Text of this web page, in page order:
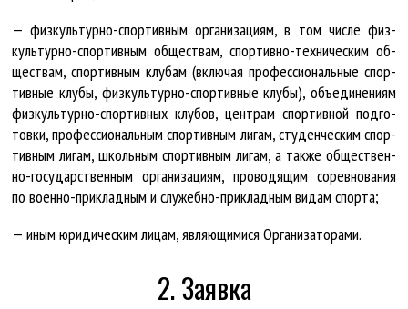
— физ­куль­тур­но-спор­тив­ным ор­га­ни­за­ци­ям, в том чис­ле физ­
куль­тур­но-спор­тив­ным об­щест­вам, спор­тив­но-тех­ни­чес­ким об­
щест­вам, спор­тив­ным клу­бам (вклю­чая про­фес­си­о­наль­ные спор­
тив­ные клу­бы, физ­куль­тур­но-спор­тив­ные клу­бы), объ­еди­не­ни­ям
физ­куль­тур­но-спор­тив­ных клу­бов, цент­рам спор­тив­ной под­го­
тов­ки, про­фес­си­о­наль­ным спор­тив­ным ли­гам, сту­ден­чес­ким спор­
тив­ным ли­гам, школь­ным спор­тив­ным ли­гам, а так­же об­щест­вен­
но-го­су­дар­ст­вен­ным ор­га­ни­за­ци­ям, про­во­дя­щим со­рев­но­ва­ния
по во­ен­но-при­клад­ным и слу­жеб­но-при­клад­ным ви­дам спор­та;
— иным юри­ди­чес­ким ли­цам, яв­ля­ю­щи­ми­ся Ор­га­ни­за­то­ра­ми.
2. Заявка